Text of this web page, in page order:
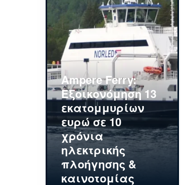
Ampere Ferry:
Εξοικονόμηση 13
εκατομμυρίων
ευρώ σε 10
χρόνια
ηλεκτρικής
πλοήγησης &
καινοτομίας